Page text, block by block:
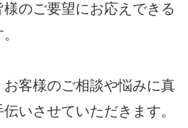
のご要望にお応えできる
客様のご相談や悩みに真
いさせていただきます。